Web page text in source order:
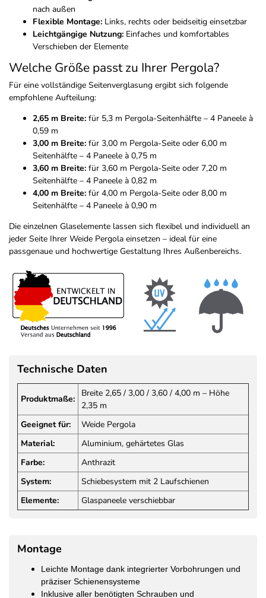
nach außen
Flexible Montage: Links, rechts oder beidseitig einsetzbar
Leichtgängige Nutzung: Einfaches und komfortables
Verschieben der Elemente
Welche Größe passt zu Ihrer Pergola?
Für eine vollständige Seitenverglasung ergibt sich folgende
empfohlene Aufteilung:
2,65 m Breite: für 5,3 m Pergola-Seitenhälfte – 4 Paneele à
0,59 m
3,00 m Breite: für 3,00 m Pergola-Seite oder 6,00 m
Seitenhälfte – 4 Paneele à 0,75 m
3,60 m Breite: für 3,60 m Pergola-Seite oder 7,20 m
Seitenhälfte – 4 Paneele à 0,82 m
4,00 m Breite: für 4,00 m Pergola-Seite oder 8,00 m
Seitenhälfte – 4 Paneele à 0,90 m
Die einzelnen Glaselemente lassen sich flexibel und individuell an
jeder Seite Ihrer Weide Pergola einsetzen – ideal für eine
passgenaue und hochwertige Gestaltung Ihres Außenbereichs.
Technische Daten
Produktmaße:
Breite 2,65 / 3,00 / 3,60 / 4,00 m – Höhe
2,35 m
Geeignet für:
Weide Pergola
Material:
Aluminium, gehärtetes Glas
Farbe:
Anthrazit
System:
Schiebesystem mit 2 Laufschienen
Elemente:
Glaspaneele verschiebbar
Montage
Leichte Montage dank integrierter Vorbohrungen und
präziser Schienensysteme
Inklusive aller benötigten Schrauben und